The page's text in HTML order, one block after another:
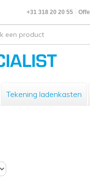
+31 318 20 20 55
Tekening ladenkasten